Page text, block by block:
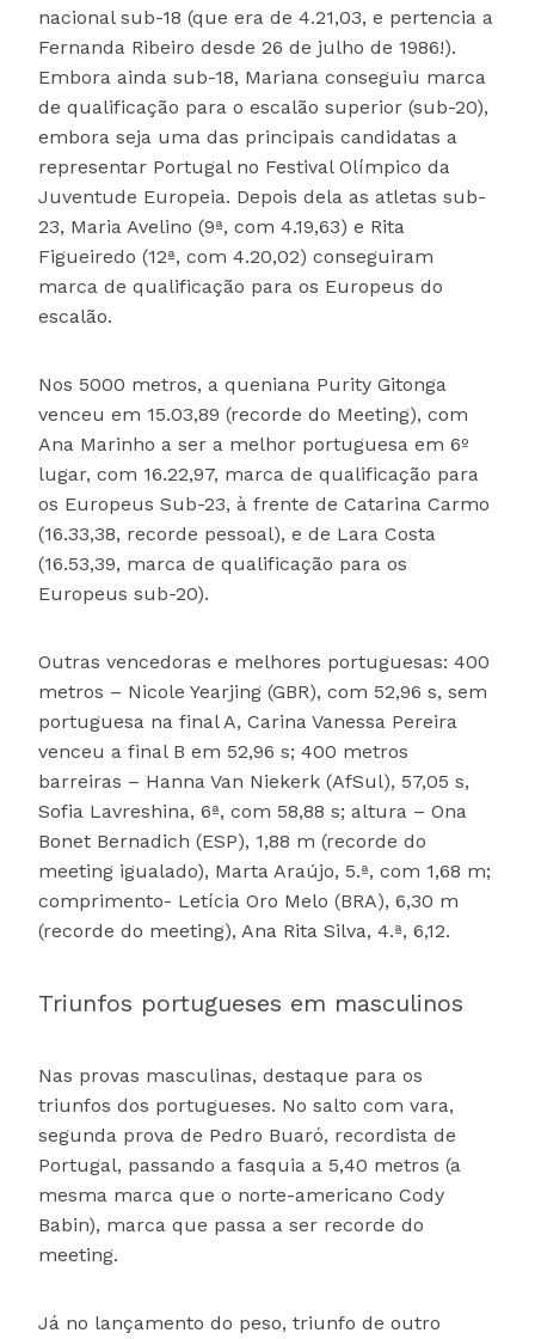
nacional sub-18 (que era de 4.21,03, e pertencia a
Fernanda Ribeiro desde 26 de julho de 1986!).
Embora ainda sub-18, Mariana conseguiu marca
de qualificação para o escalão superior (sub-20),
embora seja uma das principais candidatas a
representar Portugal no Festival Olímpico da
Juventude Europeia. Depois dela as atletas sub-
23, Maria Avelino (9ª, com 4.19,63) e Rita
Figueiredo (12ª, com 4.20,02) conseguiram
marca de qualificação para os Europeus do
escalão.
Nos 5000 metros, a queniana Purity Gitonga
venceu em 15.03,89 (recorde do Meeting), com
Ana Marinho a ser a melhor portuguesa em 6º
lugar, com 16.22,97, marca de qualificação para
os Europeus Sub-23, à frente de Catarina Carmo
(16.33,38, recorde pessoal), e de Lara Costa
(16.53,39, marca de qualificação para os
Europeus sub-20).
Outras vencedoras e melhores portuguesas: 400
metros – Nicole Yearjing (GBR), com 52,96 s, sem
portuguesa na final A, Carina Vanessa Pereira
venceu a final B em 52,96 s; 400 metros
barreiras – Hanna Van Niekerk (AfSul), 57,05 s,
Sofia Lavreshina, 6ª, com 58,88 s; altura – Ona
Bonet Bernadich (ESP), 1,88 m (recorde do
meeting igualado), Marta Araújo, 5.ª, com 1,68 m;
comprimento- Letícia Oro Melo (BRA), 6,30 m
(recorde do meeting), Ana Rita Silva, 4.ª, 6,12.
Triunfos portugueses em masculinos
Nas provas masculinas, destaque para os
triunfos dos portugueses. No salto com vara,
segunda prova de Pedro Buaró, recordista de
Portugal, passando a fasquia a 5,40 metros (a
mesma marca que o norte-americano Cody
Babin), marca que passa a ser recorde do
meeting.
Já no lançamento do peso, triunfo de outro